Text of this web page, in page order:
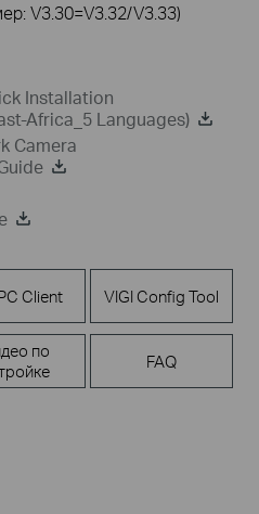
V3.30=V3.32/V3.33)
Installation
Africa_5 Languages)
Camera
Client VIGI Config Tool
по
FAQ